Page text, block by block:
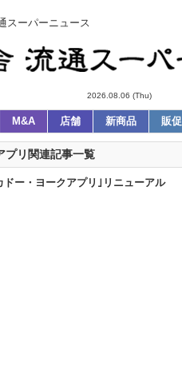
スーパーニュース
2026.08.06 (Thu)
M&A 店舗 新商品 販促
プリ関連記事一覧
ー・ヨークアプリ｣リニューアル